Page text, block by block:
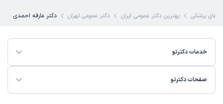
پزشکی بهترین دکتر عمومی ایران دکتر عمومی تهران دکتر عارفه احمدی
خدمات دکترتو
صفحات دکترتو